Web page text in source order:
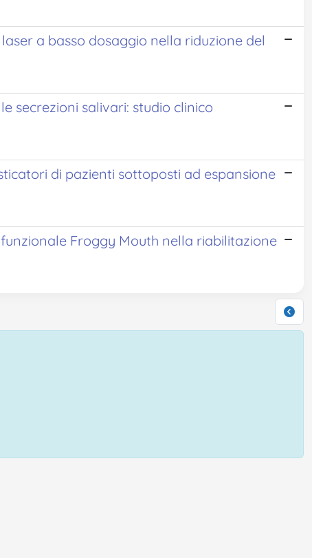
a basso dosaggio nella riduzione del
secrezioni salivari: studio clinico
di pazienti sottoposti ad espansione
Froggy Mouth nella riabilitazione